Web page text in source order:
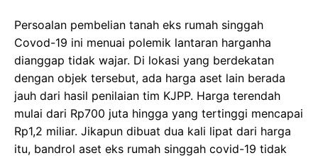
Persoalan pembelian tanah eks rumah singgah
Covod-19 ini menuai polemik lantaran harganha
dianggap tidak wajar. Di lokasi yang berdekatan
dengan objek tersebut, ada harga aset lain berada
jauh dari hasil penilaian tim KJPP. Harga terendah
mulai dari Rp700 juta hingga yang tertinggi mencapai
Rp1,2 miliar. Jikapun dibuat dua kali lipat dari harga
itu, bandrol aset eks rumah singgah covid-19 tidak